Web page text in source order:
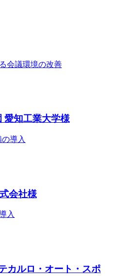
会議環境の改善
愛知工業大学様
導入
会社様
入
カルロ・オート・スポ